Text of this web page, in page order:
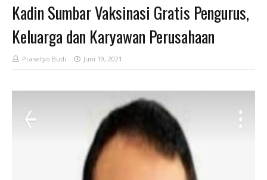
Kadin Sumbar Vaksinasi Gratis Pengurus,
Keluarga dan Karyawan Perusahaan
Prasetyo Budi Juni 19, 2021